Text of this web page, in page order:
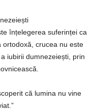
înțelegerea suferinței ca
ortodoxă, crucea nu este
iubirii dumnezeiești, prin
că lumina nu vine